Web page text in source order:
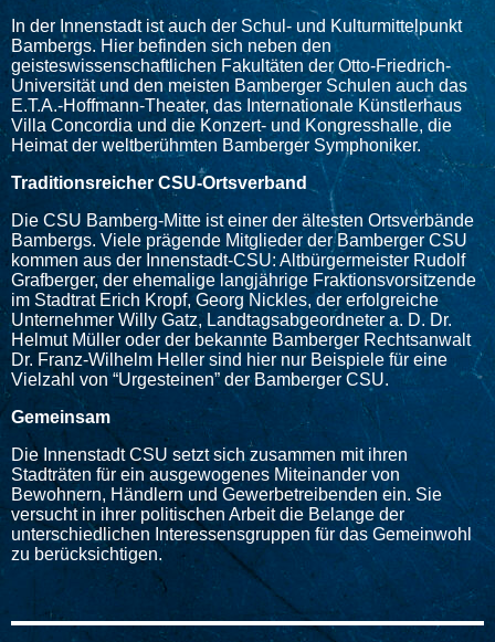
In der Innenstadt ist auch der Schul- und Kulturmittelpunkt
Bambergs. Hier befinden sich neben den
geisteswissenschaftlichen Fakultäten der Otto-Friedrich-
Universität und den meisten Bamberger Schulen auch das
E.T.A.-Hoffmann-Theater, das Internationale Künstlerhaus
Villa Concordia und die Konzert- und Kongresshalle, die
Heimat der weltberühmten Bamberger Symphoniker.
Traditionsreicher CSU-Ortsverband
Die CSU Bamberg-Mitte ist einer der ältesten Ortsverbände
Bambergs. Viele prägende Mitglieder der Bamberger CSU
kommen aus der Innenstadt-CSU: Altbürgermeister Rudolf
Grafberger, der ehemalige langjährige Fraktionsvorsitzende
im Stadtrat Erich Kropf, Georg Nickles, der erfolgreiche
Unternehmer Willy Gatz, Landtagsabgeordneter a. D. Dr.
Helmut Müller oder der bekannte Bamberger Rechtsanwalt
Dr. Franz-Wilhelm Heller sind hier nur Beispiele für eine
Vielzahl von “Urgesteinen” der Bamberger CSU.
Gemeinsam
Die Innenstadt CSU setzt sich zusammen mit ihren
Stadträten für ein ausgewogenes Miteinander von
Bewohnern, Händlern und Gewerbetreibenden ein. Sie
versucht in ihrer politischen Arbeit die Belange der
unterschiedlichen Interessensgruppen für das Gemeinwohl
zu berücksichtigen.